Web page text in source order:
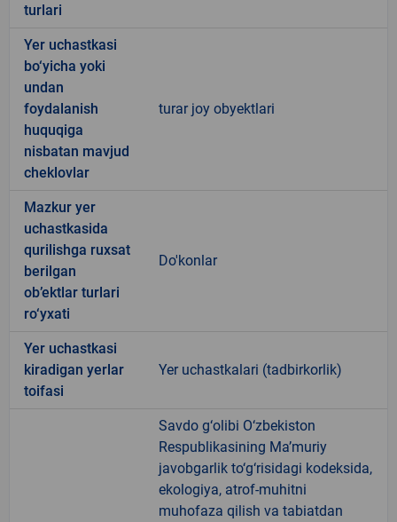
turlari
Yer uchastkasi
bo‘yicha yoki
undan
foydalanish
huquqiga
nisbatan mavjud
cheklovlar
turar joy obyektlari
Mazkur yer
uchastkasida
qurilishga ruxsat
berilgan
ob’ektlar turlari
ro‘yxati
Do'konlar
Yer uchastkasi
kiradigan yerlar
toifasi
Yer uchastkalari (tadbirkorlik)
Savdo g‘olibi O‘zbekiston
Respublikasining Ma’muriy
javobgarlik to‘g‘risidagi kodeksida,
ekologiya, atrof-muhitni
muhofaza qilish va tabiatdan